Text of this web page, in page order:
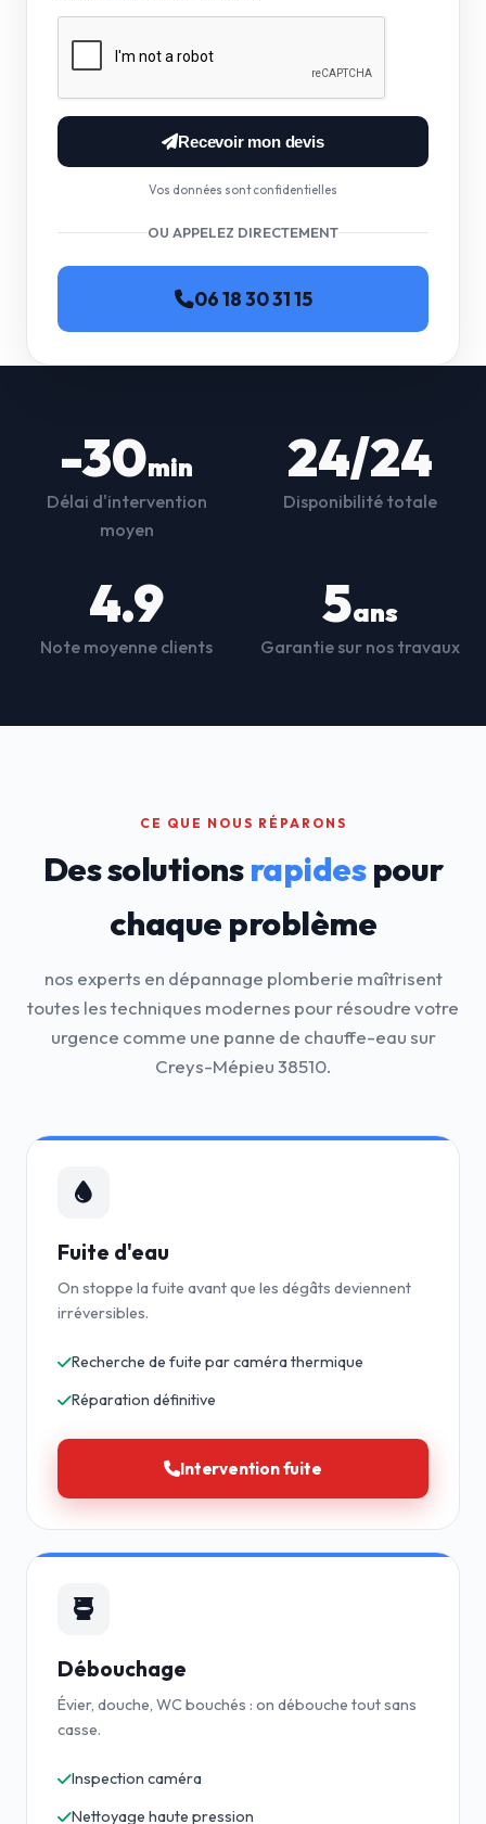
Recevoir mon devis
Vos données sont confidentielles
OU APPELEZ DIRECTEMENT
06 18 30 31 15
-30min
Délai d'intervention
moyen
24/24
Disponibilité totale
4.9
Note moyenne clients
5ans
Garantie sur nos travaux
CE QUE NOUS RÉPARONS
Des solutionsrapidespour
chaque problème
nos experts en dépannage plomberie maîtrisent
toutes les techniques modernes pour résoudre votre
urgence comme une panne de chauffe-eau sur
Creys-Mépieu 38510.
Fuite d'eau
On stoppe la fuite avant que les dégâts deviennent
irréversibles.
Recherche de fuite par caméra thermique
Réparation définitive
Intervention fuite
Débouchage
Évier, douche, WC bouchés : on débouche tout sans
casse.
Inspection caméra
Nettoyage haute pression